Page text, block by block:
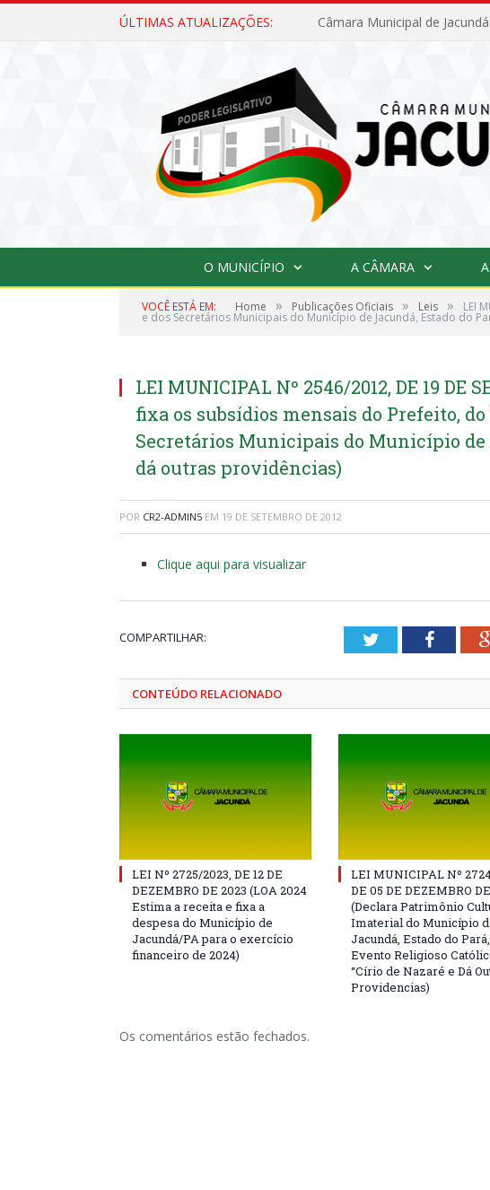
ÚLTIMAS ATUALIZAÇÕES:
O MUNICÍPIO A CÂMARA
VOCÊ ESTÁ EM: Home » Publicações Oficiais » Leis » LEI
e dos Secretários Municipais do Município de Jacundá, Estado do
LEI MUNICIPAL Nº 2546/2012, DE 19 DE
fixa os subsídios mensais do Prefeito,
Secretários Municipais do Município de
dá outras providências)
POR CR2-ADMIN5 EM 19 DE SETEMBRO DE 2012
Clique aqui para visualizar
COMPARTILHAR: Twitter
CONTEÚDO RELACIONADO
LEI Nº 2725/2023, DE 12 DE
DEZEMBRO DE 2023 (LOA 2024
Estima a receita e fixa a
despesa do Município de
Jacundá/PA para o exercício
financeiro de 2024)
LEI MUNICIPAL Nº
DE 05 DE DEZEMBRO
(Declara Patrimônio
Imaterial do Município
Jacundá, Estado do
Evento Religioso
“Círio de Nazaré e Dá
Providencias)
Os comentários estão fechados.